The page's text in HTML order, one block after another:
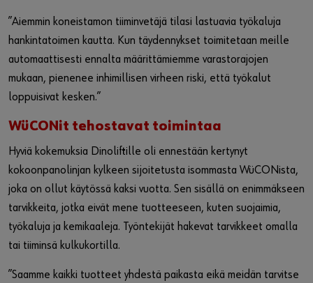
”Aiemmin koneistamon tiiminvetäjä tilasi lastuavia työkaluja
hankintatoimen kautta. Kun täydennykset toimitetaan meille
automaattisesti ennalta määrittämiemme varastorajojen
mukaan, pienenee inhimillisen virheen riski, että työkalut
loppuisivat kesken.”
WüCONit tehostavat toimintaa
Hyviä kokemuksia Dinoliftille oli ennestään kertynyt
kokoonpanolinjan kylkeen sijoitetusta isommasta WüCONista,
joka on ollut käytössä kaksi vuotta. Sen sisällä on enimmäkseen
tarvikkeita, jotka eivät mene tuotteeseen, kuten suojaimia,
työkaluja ja kemikaaleja. Työntekijät hakevat tarvikkeet omalla
tai tiiminsä kulkukortilla.
”Saamme kaikki tuotteet yhdestä paikasta eikä meidän tarvitse